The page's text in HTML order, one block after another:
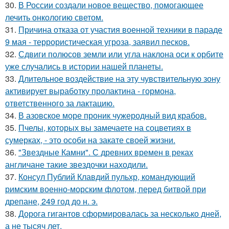
30. В России создали новое вещество, помогающее
лечить онкологию светом.
31. Причина отказа от участия военной техники в параде
9 мая - террористическая угроза, заявил песков.
32. Сдвиги полюсов земли или угла наклона оси к орбите
уже случались в истории нашей планеты.
33. Длительное воздействие на эту чувствительную зону
активирует выработку пролактина - гормона,
ответственного за лактацию.
34. В азовское море проник чужеродный вид крабов.
35. Пчелы, которых вы замечаете на соцветиях в
сумерках, - это особи на закате своей жизни.
36. "Звездные Камни". С древних времен в реках
англичане такие звездочки находили.
37. Консул Публий Клавдий пульхр, командующий
римским военно-морским флотом, перед битвой при
дрепане, 249 год до н. э.
38. Дорога гигантов сформировалась за несколько дней,
а не тысяч лет.